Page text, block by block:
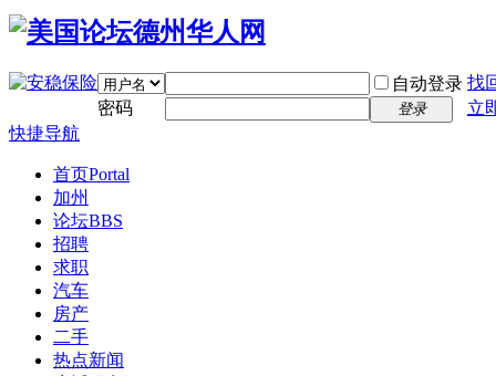
自动登录 找
密码
登录
立
快捷导航
首页Portal
加州
论坛BBS
招聘
求职
汽车
房产
二手
热点新闻